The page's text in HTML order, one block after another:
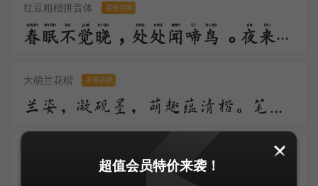
红豆粗楷拼音体 零售字体
春眠不觉晓，处处闻啼鸟。夜来风雨声，花落知多少。
大萌兰花楷 零售字体
兰姿，凝砚墨，萌趣蕴清楷。笔落柔含韵，风舒浅带华。
超值会员特价来袭！